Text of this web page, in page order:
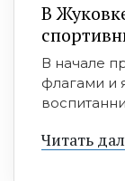
В
В начале
флагами и
Читать